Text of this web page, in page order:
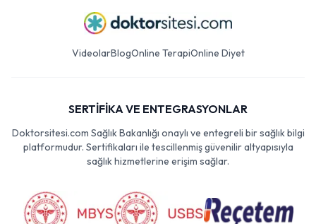
VideolarBlogOnline TerapiOnline Diyet
SERTİFİKA VE ENTEGRASYONLAR
Doktorsitesi.com Sağlık Bakanlığı onaylı ve entegreli bir sağlık bilgi
platformudur. Sertifikaları ile tescillenmiş güvenilir altyapısıyla
sağlık hizmetlerine erişim sağlar.